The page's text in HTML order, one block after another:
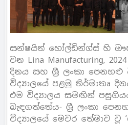
සන්ෂයින් හෝල්ඩින්ග්ස් හි
වන Lina Manufacturing,
දිනය සහ ශ්‍රී ලංකා
විද්‍යාලයේ පළමු නිර්මාතෘ
එම විද්‍යාලය සමඟින්
බැඳගත්තේය- ශ්‍රී ලංකා
විද්‍යාලයේ මෙවර තේමාව